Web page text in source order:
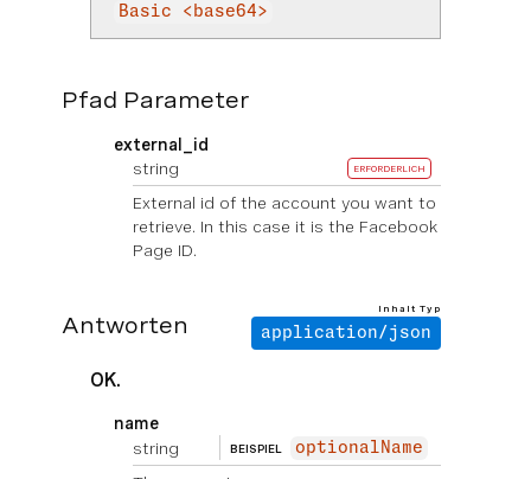
Basic <base64>
Pfad Parameter
external_id
string
ERFORDERLICH
External id of the account you want to
retrieve. In this case it is the Facebook
Page ID.
Antworten
Inhalt Typ
application/json
OK.
name
string
BEISPIEL optionalName